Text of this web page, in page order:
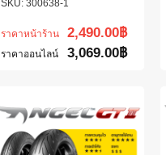
300638-1
ราคาหน้าร้าน 2,490.00฿
ราคาออนไลน์ 3,069.00฿